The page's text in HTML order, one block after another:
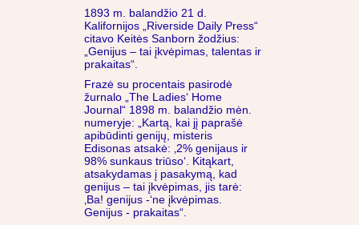
1893 m. balandžio 21 d.
Kalifornijos „Riverside Daily Press“
citavo Keitės Sanborn žodžius:
„Genijus – tai įkvėpimas, talentas ir
prakaitas“.
Frazė su procentais pasirodė
žurnalo „The Ladies‘ Home
Journal“ 1898 m. balandžio mėn.
numeryje: „Kartą, kai jį paprašė
apibūdinti genijų, misteris
Edisonas atsakė: ‚2% genijaus ir
98% sunkaus triūso‘. Kitąkart,
atsakydamas į pasakymą, kad
genijus – tai įkvėpimas, jis tarė:
‚Ba! genijus -‘ne įkvėpimas.
Genijus - prakaitas“.